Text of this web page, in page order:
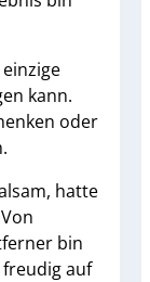
kann.
oder
hatte
bin
auf